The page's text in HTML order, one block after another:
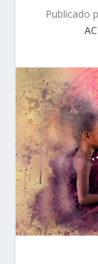
Publicado